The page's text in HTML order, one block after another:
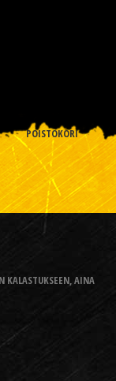
POISTOKORI
KALASTUKSEEN, AINA